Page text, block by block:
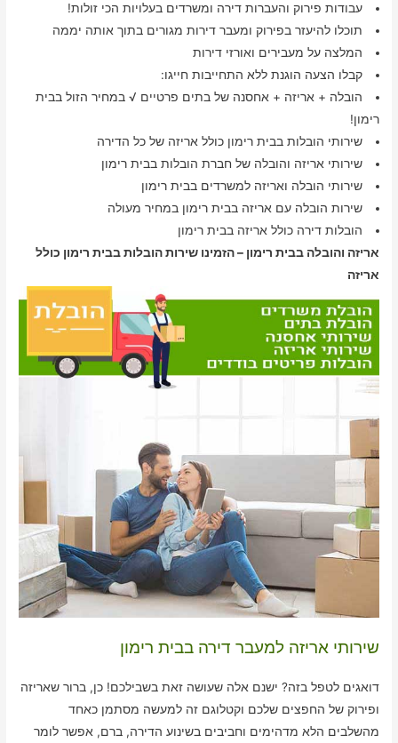
עבודות פירוק והעברות דירה ומשרדים בעלויות הכי זולות!
תוכלו להיעזר בפירוק ומעבר דירות מגורים בתוך אותה יממה
המלצה על מעבירים ואורזי דירות
קבלו הצעה הוגנת ללא התחייבות חייגו:
הובלה + אריזה + אחסנה של בתים פרטיים √ במחיר הזול בבית
רימון!
שירותי הובלות בבית רימון כולל אריזה של כל הדירה
שירותי אריזה והובלה של חברת הובלות בבית רימון
שירותי הובלה ואריזה למשרדים בבית רימון
שירות הובלה עם אריזה בבית רימון במחיר מעולה
הובלות דירה כולל אריזה בבית רימון
אריזה והובלה בבית רימון – הזמינו שירות הובלות בבית רימון כולל
אריזה
שירותי אריזה למעבר דירה בבית רימון
דואגים לטפל בזה? ישנם אלה שעושה זאת בשבילכם! כן, ברור שאריזה
ופירוק של החפצים שלכם וקטלוגם זה למעשה מסתמן כאחד
מהשלבים הלא מדהימים וחביבים בשינוע הדירה, ברם, אפשר לומר